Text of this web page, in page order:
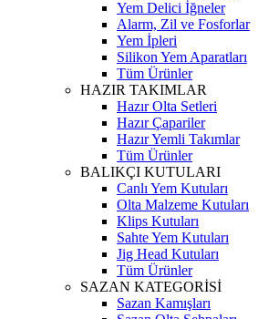
Yem Delici İğneler
Alarm, Zil ve Fosforlar
Yem İpleri
Silikon Yem Aparatları
Tüm Ürünler
HAZIR TAKIMLAR
Hazır Olta Setleri
Hazır Çapariler
Hazır Yemli Takımlar
Tüm Ürünler
BALIKÇI KUTULARI
Canlı Yem Kutuları
Olta Malzeme Kutuları
Klips Kutuları
Sahte Yem Kutuları
Jig Head Kutuları
Tüm Ürünler
SAZAN KATEGORİSİ
Sazan Kamışları